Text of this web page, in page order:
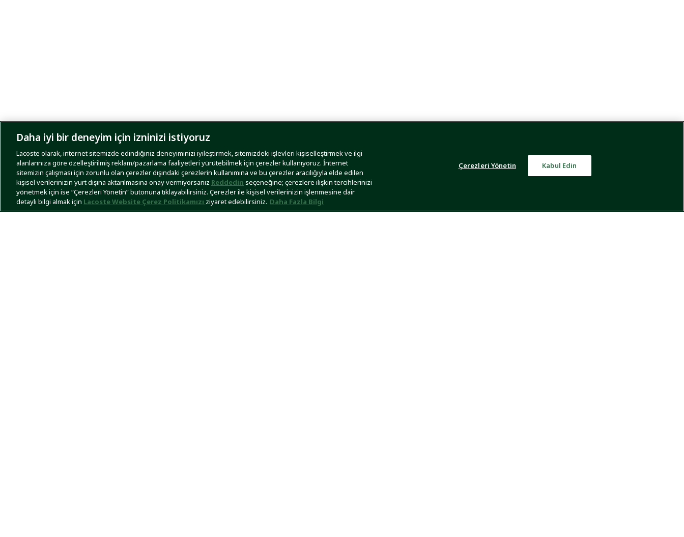
Daha iyi bir deneyim için izninizi istiyoruz
Lacoste olarak, internet sitemizde edindiğiniz deneyiminizi iyileştirmek, sitemizdeki işlevleri kişiselleştirmek ve ilgi
alanlarınıza göre özelleştirilmiş reklam/pazarlama faaliyetleri yürütebilmek için çerezler kullanıyoruz. İnternet
sitemizin çalışması için zorunlu olan çerezler dışındaki çerezlerin kullanımına ve bu çerezler aracılığıyla elde edilen
kişisel verilerinizin yurt dışına aktarılmasına onay vermiyorsanız Reddedin seçeneğine; çerezlere ilişkin tercihlerinizi
yönetmek için ise “Çerezleri Yönetin” butonuna tıklayabilirsiniz. Çerezler ile kişisel verilerinizin işlenmesine dair
detaylı bilgi almak için Lacoste Website Çerez Politikamızı ziyaret edebilirsiniz. Daha Fazla Bilgi
Çerezleri Yönetin Kabul Edin